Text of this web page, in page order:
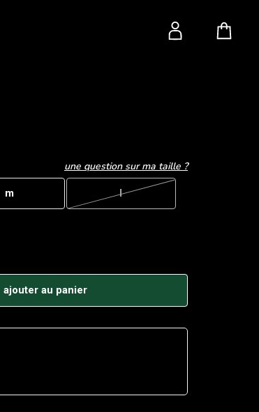
une question sur ma taille ?
m l
ajouter au panier